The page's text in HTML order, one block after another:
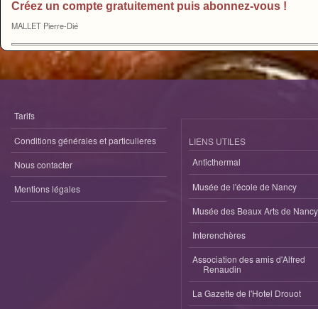
Créez un compte gratuitement puis abonnez-vous !
MALLET Pierre-Dié
Tarifs
Conditions générales et particulieres
Nous contacter
Mentions légales
LIENS UTILES
Anticthermal
Musée de l'école de Nancy
Musée des Beaux Arts de Nancy
Interenchères
Association des amis d'Alfred
Renaudin
La Gazette de l'Hotel Drouot